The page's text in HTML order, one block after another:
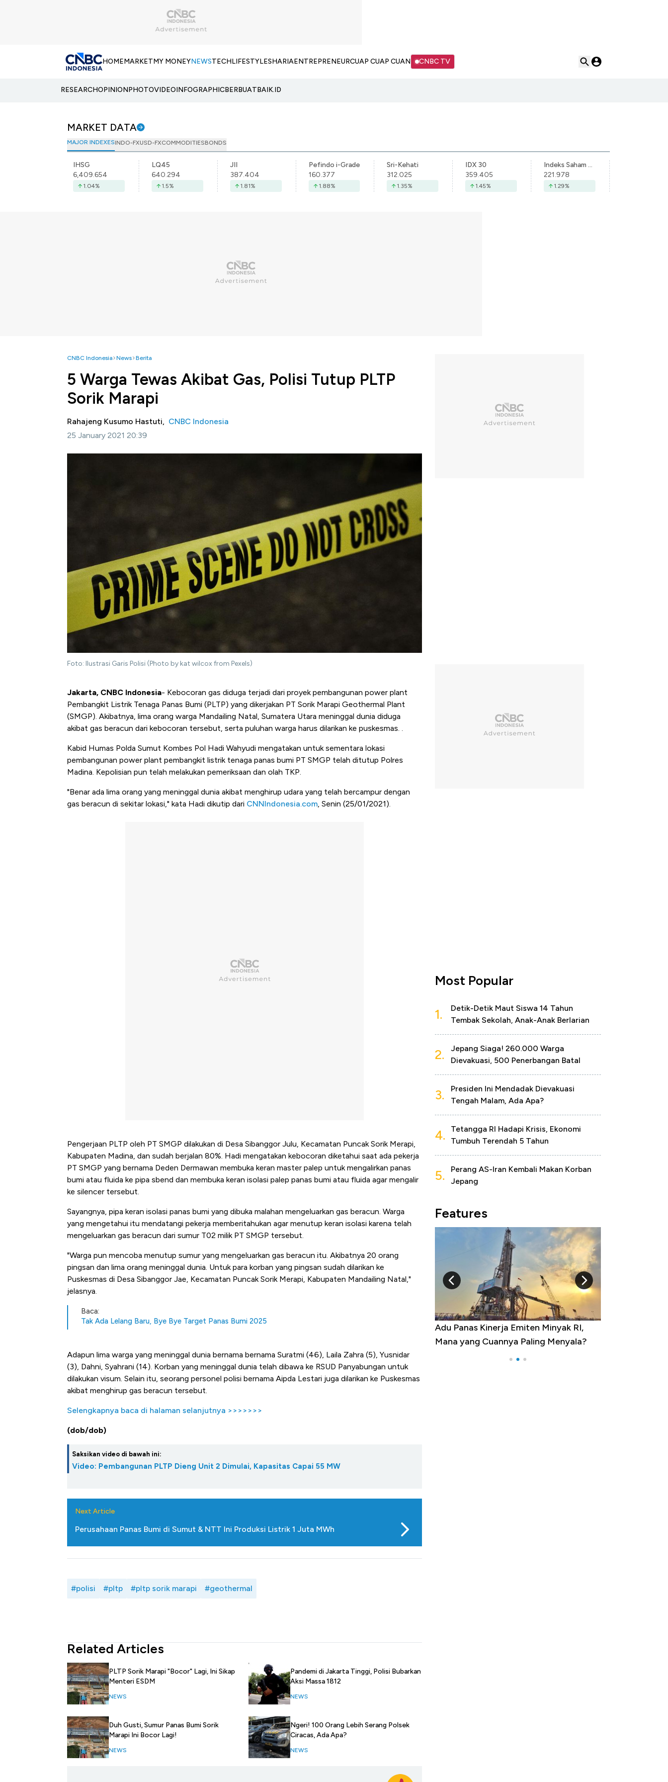
HOMEMARKETMY MONEYNEWSTECHLIFESTYLESHARIAENTREPRENEURCUAP CUAP CUAN CNBC TV
RESEARCHOPINIONPHOTOVIDEOINFOGRAPHICBERBUATBAIK.ID
MARKET DATA
MAJOR INDEXESINDO-FXUSD-FXCOMMODITIESBONDS
IHSG
6,409.654
1.04%
LQ45
640.294
1.5%
JII
387.404
1.81%
Pefindo i-Grade
160.377
1.88%
Sri-Kehati
312.025
1.35%
IDX 30
359.405
1.45%
Indeks Saham Syariah Indonesia
221.978
1.29%
CNBC Indonesia News Berita
5 Warga Tewas Akibat Gas, Polisi Tutup PLTP
Sorik Marapi
Rahajeng Kusumo Hastuti, CNBC Indonesia
25 January 2021 20:39
Foto: Ilustrasi Garis Polisi (Photo by kat wilcox from Pexels)
Jakarta, CNBC Indonesia- Kebocoran gas diduga terjadi dari proyek pembangunan power plant
Pembangkit Listrik Tenaga Panas Bumi (PLTP) yang dikerjakan PT Sorik Marapi Geothermal Plant
(SMGP). Akibatnya, lima orang warga Mandailing Natal, Sumatera Utara meninggal dunia diduga
akibat gas beracun dari kebocoran tersebut, serta puluhan warga harus dilarikan ke puskesmas. .
Kabid Humas Polda Sumut Kombes Pol Hadi Wahyudi mengatakan untuk sementara lokasi
pembangunan power plant pembangkit listrik tenaga panas bumi PT SMGP telah ditutup Polres
Madina. Kepolisian pun telah melakukan pemeriksaan dan olah TKP.
"Benar ada lima orang yang meninggal dunia akibat menghirup udara yang telah bercampur dengan
gas beracun di sekitar lokasi," kata Hadi dikutip dari CNNIndonesia.com, Senin (25/01/2021).
Pengerjaan PLTP oleh PT SMGP dilakukan di Desa Sibanggor Julu, Kecamatan Puncak Sorik Merapi,
Kabupaten Madina, dan sudah berjalan 80%. Hadi mengatakan kebocoran diketahui saat ada pekerja
PT SMGP yang bernama Deden Dermawan membuka keran master palep untuk mengalirkan panas
bumi atau fluida ke pipa sbend dan membuka keran isolasi palep panas bumi atau fluida agar mengalir
ke silencer tersebut.
Sayangnya, pipa keran isolasi panas bumi yang dibuka malahan mengeluarkan gas beracun. Warga
yang mengetahui itu mendatangi pekerja memberitahukan agar menutup keran isolasi karena telah
mengeluarkan gas beracun dari sumur T02 milik PT SMGP tersebut.
"Warga pun mencoba menutup sumur yang mengeluarkan gas beracun itu. Akibatnya 20 orang
pingsan dan lima orang meninggal dunia. Untuk para korban yang pingsan sudah dilarikan ke
Puskesmas di Desa Sibanggor Jae, Kecamatan Puncak Sorik Merapi, Kabupaten Mandailing Natal,"
jelasnya.
Baca:
Tak Ada Lelang Baru, Bye Bye Target Panas Bumi 2025
Adapun lima warga yang meninggal dunia bernama bernama Suratmi (46), Laila Zahra (5), Yusnidar
(3), Dahni, Syahrani (14). Korban yang meninggal dunia telah dibawa ke RSUD Panyabungan untuk
dilakukan visum. Selain itu, seorang personel polisi bernama Aipda Lestari juga dilarikan ke Puskesmas
akibat menghirup gas beracun tersebut.
Selengkapnya baca di halaman selanjutnya >>>>>>>
(dob/dob)
Saksikan video di bawah ini:
Video: Pembangunan PLTP Dieng Unit 2 Dimulai, Kapasitas Capai 55 MW
Next Article
Perusahaan Panas Bumi di Sumut & NTT Ini Produksi Listrik 1 Juta MWh
#polisi #pltp #pltp sorik marapi #geothermal
Related Articles
PLTP Sorik Marapi "Bocor" Lagi, Ini Sikap
Menteri ESDM
NEWS
Duh Gusti, Sumur Panas Bumi Sorik
Marapi Ini Bocor Lagi!
NEWS
Pandemi di Jakarta Tinggi, Polisi Bubarkan
Aksi Massa 1812
NEWS
Ngeri! 100 Orang Lebih Serang Polsek
Ciracas, Ada Apa?
NEWS
Most Popular
1.
Detik-Detik Maut Siswa 14 Tahun
Tembak Sekolah, Anak-Anak Berlarian
2.
Jepang Siaga! 260.000 Warga
Dievakuasi, 500 Penerbangan Batal
3.
Presiden Ini Mendadak Dievakuasi
Tengah Malam, Ada Apa?
4.
Tetangga RI Hadapi Krisis, Ekonomi
Tumbuh Terendah 5 Tahun
5.
Perang AS-Iran Kembali Makan Korban
Jepang
Features
Adu Panas Kinerja Emiten Minyak RI,
Mana yang Cuannya Paling Menyala?